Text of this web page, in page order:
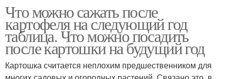
Что можно сажать после
картофеля на следующий год
таблица. Что можно посадить
после картошки на будущий год
Картошка считается неплохим предшественником для